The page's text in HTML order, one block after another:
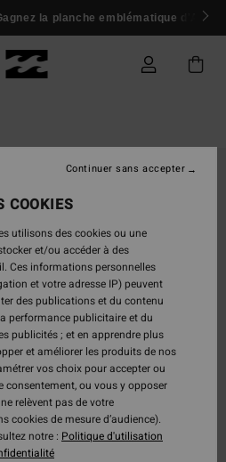
la planche emblématique d'Andy
COOKIES
utilisons des cookies ou une
et/ou accéder à des
Ces informations personnelles
et votre adresse IP) peuvent
des publications et du contenu
performance publicitaire et du
publicités ; et en apprendre plus
et améliorer les produits de nos
vos choix pour accepter ou
consentement, ou vous y opposer
relèvent pas de votre
cookies de mesure d’audience).
notre : Politique d'utilisation
Continuer sans accepter